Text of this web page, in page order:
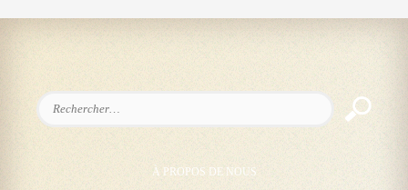
Rechercher :
À PROPOS DE NOUS